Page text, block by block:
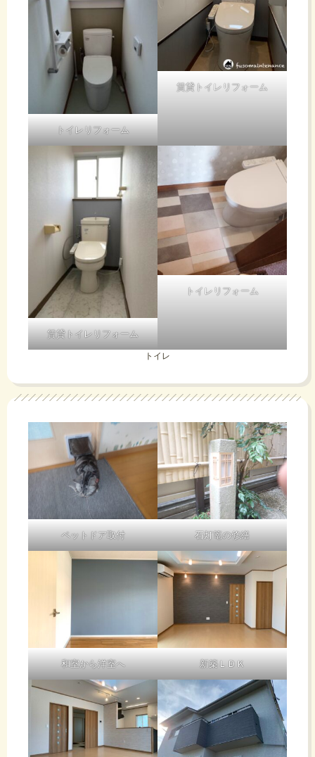
トイレリフォーム
賃貸トイレリフォーム
賃貸トイレリフォーム
トイレリフォーム
トイレ
ペットドア取付 石灯篭の修繕
和室から洋室へ 新築ＬＤＫ